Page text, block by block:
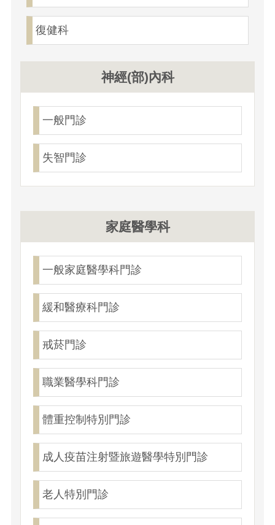
復健科
神經(部)內科
一般門診
失智門診
家庭醫學科
一般家庭醫學科門診
緩和醫療科門診
戒菸門診
職業醫學科門診
體重控制特別門診
成人疫苗注射暨旅遊醫學特別門診
老人特別門診